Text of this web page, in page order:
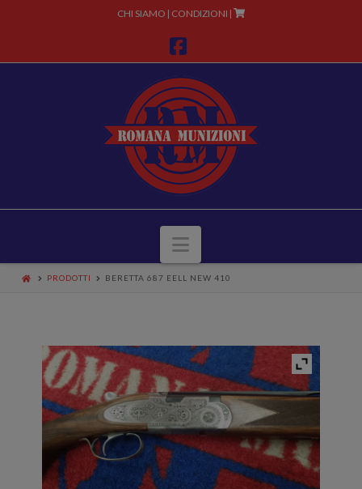
CHI SIAMO | CONDIZIONI |
Facebook
Navigazione
PRODOTTI BERETTA 687 EELL NEW 410